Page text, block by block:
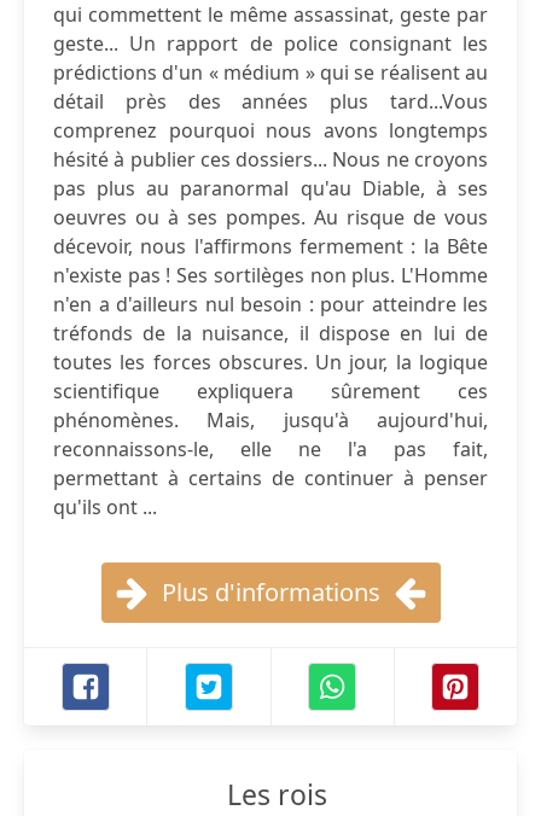
qui commettent le même assassinat, geste par
geste... Un rapport de police consignant les
prédictions d'un « médium » qui se réalisent au
détail près des années plus tard...Vous
comprenez pourquoi nous avons longtemps
hésité à publier ces dossiers... Nous ne croyons
pas plus au paranormal qu'au Diable, à ses
oeuvres ou à ses pompes. Au risque de vous
décevoir, nous l'affirmons fermement : la Bête
n'existe pas ! Ses sortilèges non plus. L'Homme
n'en a d'ailleurs nul besoin : pour atteindre les
tréfonds de la nuisance, il dispose en lui de
toutes les forces obscures. Un jour, la logique
scientifique expliquera sûrement ces
phénomènes. Mais, jusqu'à aujourd'hui,
reconnaissons-le, elle ne l'a pas fait,
permettant à certains de continuer à penser
qu'ils ont ...
Plus d'informations
Les rois